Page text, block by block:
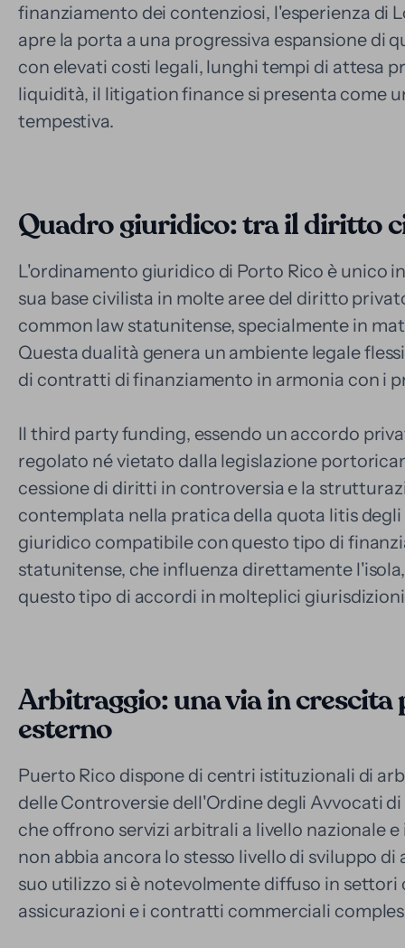
finanziamento dei contenziosi, l'esperienza di
apre la porta a una progressiva espansione di
con elevati costi legali, lunghi tempi di attesa
liquidità, il litigation finance si presenta come
tempestiva.
Quadro giuridico: tra il diritto
L'ordinamento giuridico di Porto Rico è unico
sua base civilista in molte aree del diritto
common law statunitense, specialmente in
Questa dualità genera un ambiente legale
di contratti di finanziamento in armonia con i
Il third party funding, essendo un accordo
regolato né vietato dalla legislazione
cessione di diritti in controversia e la
contemplata nella pratica della quota litis
giuridico compatibile con questo tipo di
statunitense, che influenza direttamente
questo tipo di accordi in molteplici
Arbitraggio: una via in
esterno
Puerto Rico dispone di centri istituzionali di
delle Controversie dell'Ordine degli Avvocati
che offrono servizi arbitrali a livello nazionale
non abbia ancora lo stesso livello di sviluppo
suo utilizzo si è notevolmente diffuso in settori
assicurazioni e i contratti commerciali